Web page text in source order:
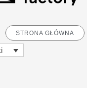
STRONA GŁÓWNA